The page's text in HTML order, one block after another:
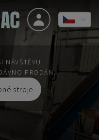
NÁVŠTĚVU
PRODÁN.
stroje